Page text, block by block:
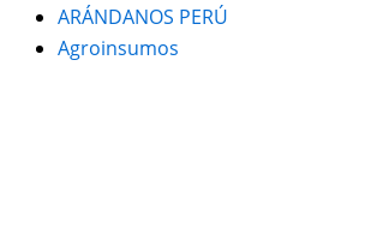
ARÁNDANOS PERÚ
Agroinsumos